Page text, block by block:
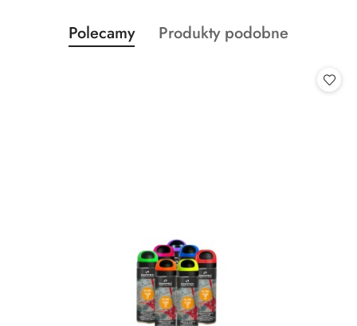
Pomiń karuzelę produktów
Produkty
o
Polecamy
Produkty
Produkty podobne